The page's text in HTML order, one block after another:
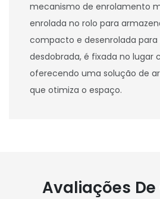
mecanismo de enrolamento
enrolada no rolo para
compacto e desenrolada para
desdobrada, é fixada no lugar
oferecendo uma solução de
que otimiza o espaço.
Avaliações